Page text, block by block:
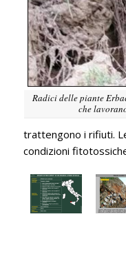
Radici delle piante
che
trattengono i rifiuti.
condizioni